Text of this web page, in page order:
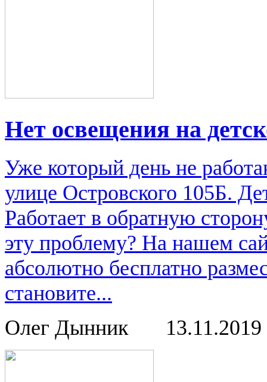
Нет освещения на
Уже который день не
улице Островского 105Б.
Работает в обратную
эту проблему? На нашем
абсолютно бесплатно
становите...
Олег Дынник
13.11.2019